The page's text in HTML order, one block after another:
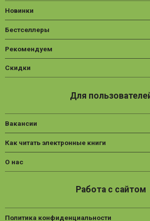
Новинки
Бестселлеры
Рекомендуем
Скидки
Для
Вакансии
Как читать электронные книги
О нас
Работа с сайтом
Политика конфиденциальности